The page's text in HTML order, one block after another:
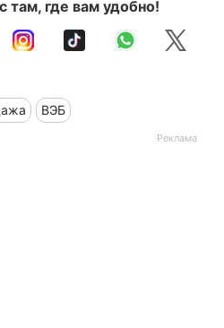
там, где вам удобно!
ВЭБ